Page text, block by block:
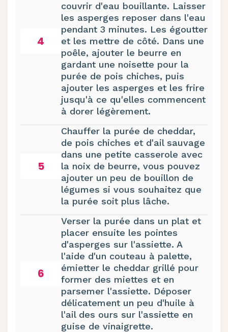
4
couvrir d'eau bouillante. Laisser
les asperges reposer dans l'eau
pendant 3 minutes. Les égoutter
et les mettre de côté. Dans une
poêle, ajouter le beurre en
gardant une noisette pour la
purée de pois chiches, puis
ajouter les asperges et les frire
jusqu'à ce qu'elles commencent
à dorer légèrement.
5
Chauffer la purée de cheddar,
de pois chiches et d'ail sauvage
dans une petite casserole avec
la noix de beurre, vous pouvez
ajouter un peu de bouillon de
légumes si vous souhaitez que
la purée soit plus lâche.
6
Verser la purée dans un plat et
placer ensuite les pointes
d'asperges sur l'assiette. A
l'aide d'un couteau à palette,
émietter le cheddar grillé pour
former des miettes et en
parsemer l'assiette. Déposer
délicatement un peu d'huile à
l'ail des ours sur l'assiette en
guise de vinaigrette.